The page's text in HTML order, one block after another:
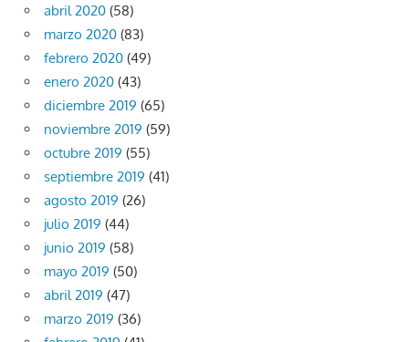
abril 2020 (58)
marzo 2020 (83)
febrero 2020 (49)
enero 2020 (43)
diciembre 2019 (65)
noviembre 2019 (59)
octubre 2019 (55)
septiembre 2019 (41)
agosto 2019 (26)
julio 2019 (44)
junio 2019 (58)
mayo 2019 (50)
abril 2019 (47)
marzo 2019 (36)